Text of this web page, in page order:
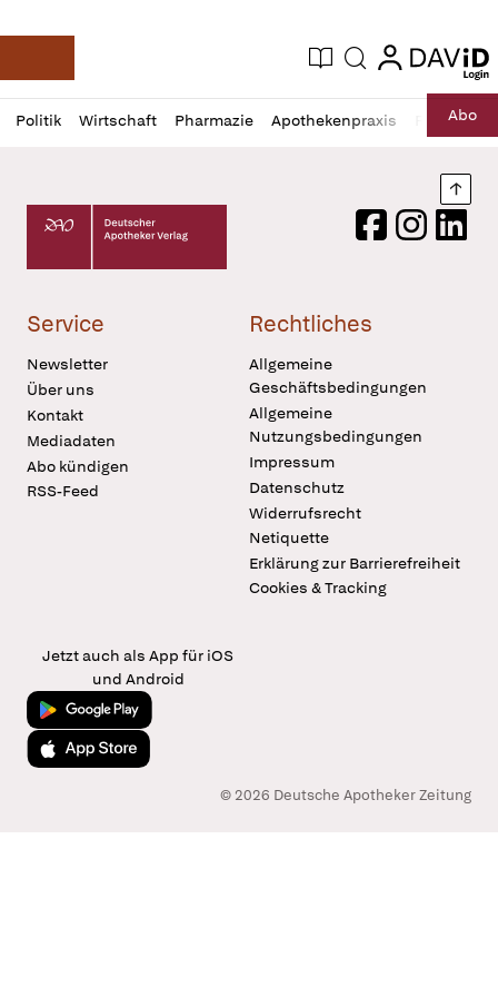
Deutsche Apotheker Zeitung
Aktuelle Ausgabe
Suche login
login
Politik Wirtschaft Pharmazie Apothekenpraxis RechtAbo
Profil
öffnen
Daz
Pur
Deutscher Apotheker Verlag Logo
FacebookInstagram
Service
Newsletter
Über uns
Kontakt
Mediadaten
Abo kündigen
RSS-Feed
Rechtliches
Allgemeine
Geschäftsbedingungen
Allgemeine
Nutzungsbedingungen
Impressum
Datenschutz
Widerrufsrecht
Netiquette
Erklärung zur Barrierefreiheit
Cookies & Tracking
Jetzt auch als App für iOS
und Android
Jetzt bei Google Play
Laden im App Store
© 2026 Deutsche Apotheker Zeitung